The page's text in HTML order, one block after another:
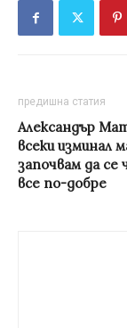
предишна статия
Александър
всеки изминал
започвам да се
все по-добре